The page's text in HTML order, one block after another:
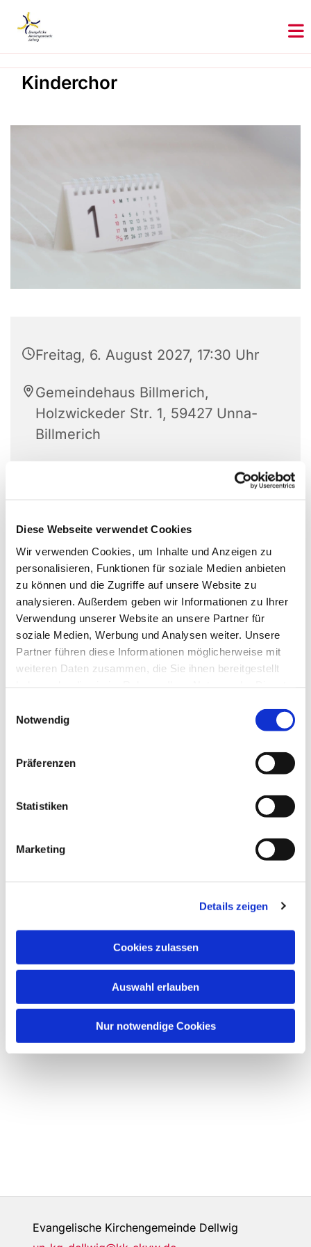
Diese Webseite verwendet Cookies
Wir verwenden Cookies, um Inhalte und Anzeigen zu
personalisieren, Funktionen für soziale Medien anbieten
zu können und die Zugriffe auf unsere Website zu
analysieren. Außerdem geben wir Informationen zu Ihrer
Verwendung unserer Website an unsere Partner für
soziale Medien, Werbung und Analysen weiter. Unsere
Partner führen diese Informationen möglicherweise mit
weiteren Daten zusammen, die Sie ihnen bereitgestellt
Notwendig
Präferenzen
Statistiken
Marketing
Details zeigen
Cookies zulassen
Auswahl erlauben
Nur notwendige Cookies
Kinderchor
Freitag, 6. August 2027, 17:30 Uhr
Gemeindehaus Billmerich,
Holzwickeder Str. 1, 59427 Unna-
Billmerich
Evangelische Kirchengemeinde Dellwig